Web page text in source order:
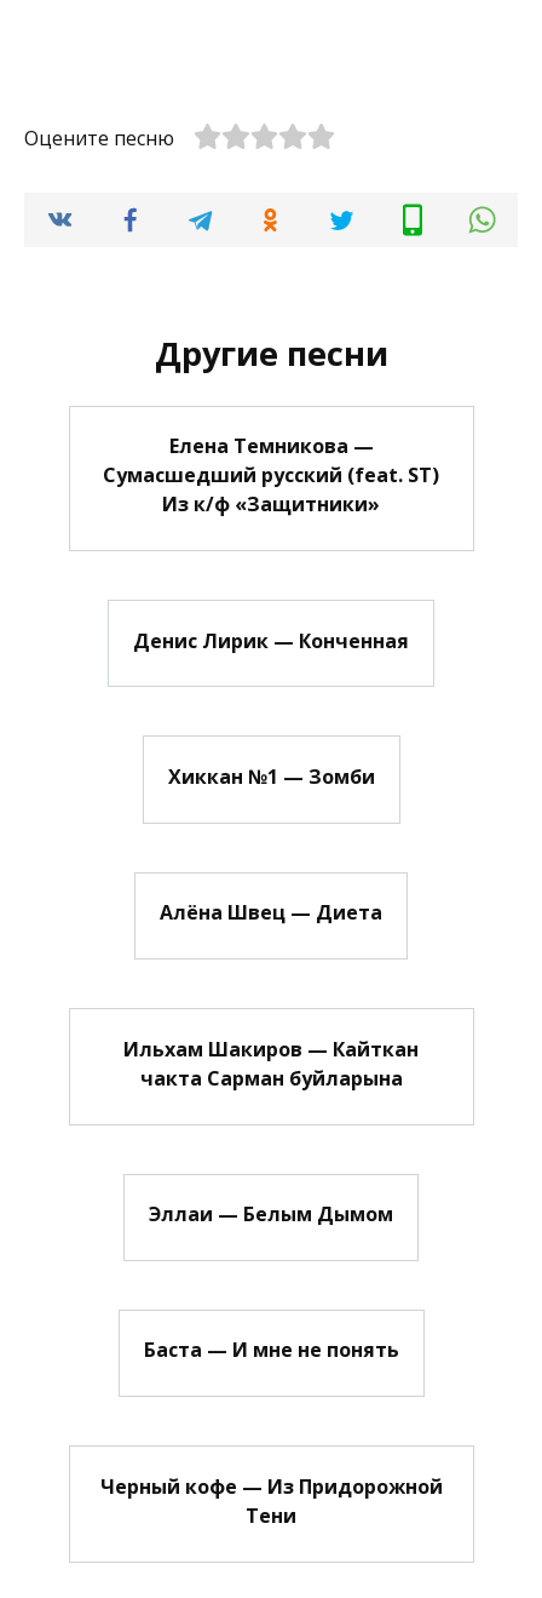
Оцените песню
Другие песни
Елена Темникова —
Сумасшедший русский (feat. ST)
Из к/ф «Защитники»
Денис Лирик — Конченная
Хиккан №1 — Зомби
Алёна Швец — Диета
Ильхам Шакиров — Кайткан
чакта Сарман буйларына
Эллаи — Белым Дымом
Баста — И мне не понять
Черный кофе — Из Придорожной
Тени